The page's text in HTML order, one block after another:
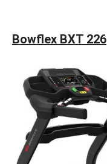
Bowflex BXT 226